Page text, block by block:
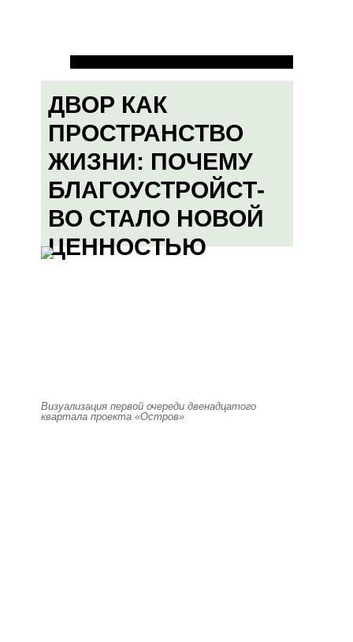
ДВОР КАК
ПРОСТРАНСТВО
ЖИЗНИ: ПОЧЕМУ
БЛАГОУСТРОЙСТ-
ВО СТАЛО НОВОЙ
ЦЕННОСТЬЮ
Визуализация первой очереди двенадцатого
квартала проекта «Остров»